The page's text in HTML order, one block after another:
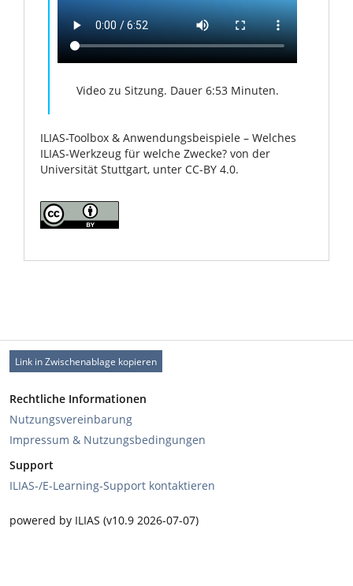
Video zu Sitzung. Dauer 6:53 Minuten.
ILIAS-Toolbox & Anwendungsbeispiele – Welches
ILIAS-Werkzeug für welche Zwecke? von der
Universität Stuttgart, unter CC-BY 4.0.
Link in Zwischenablage kopieren
Rechtliche Informationen
Nutzungsvereinbarung
Impressum & Nutzungsbedingungen
Support
ILIAS-/E-Learning-Support kontaktieren
powered by ILIAS (v10.9 2026-07-07)